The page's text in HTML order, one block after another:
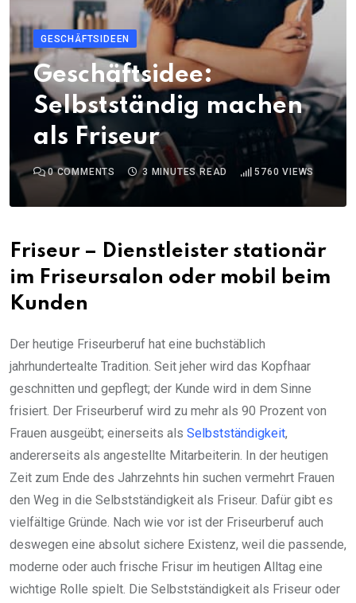
GESCHÄFTSIDEEN
Geschäftsidee:
Selbstständig machen
als Friseur
0COMMENTS 3 MINUTES READ 5760 VIEWS
Friseur – Dienstleister stationär
im Friseursalon oder mobil beim
Kunden
Der heutige Friseurberuf hat eine buchstäblich
jahrhundertealte Tradition. Seit jeher wird das Kopfhaar
geschnitten und gepflegt; der Kunde wird in dem Sinne
frisiert. Der Friseurberuf wird zu mehr als 90 Prozent von
Frauen ausgeübt; einerseits als Selbstständigkeit,
andererseits als angestellte Mitarbeiterin. In der heutigen
Zeit zum Ende des Jahrzehnts hin suchen vermehrt Frauen
den Weg in die Selbstständigkeit als Friseur. Dafür gibt es
vielfältige Gründe. Nach wie vor ist der Friseurberuf auch
deswegen eine absolut sichere Existenz, weil die passende,
moderne oder auch frische Frisur im heutigen Alltag eine
wichtige Rolle spielt. Die Selbstständigkeit als Friseur oder